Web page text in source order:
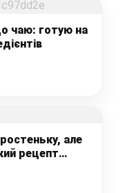
чаю: готую на
але
рецепт